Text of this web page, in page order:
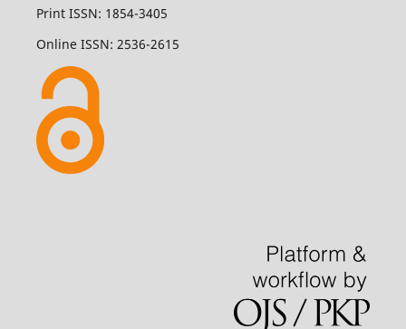
Print ISSN: 1854-3405
Online ISSN: 2536-2615